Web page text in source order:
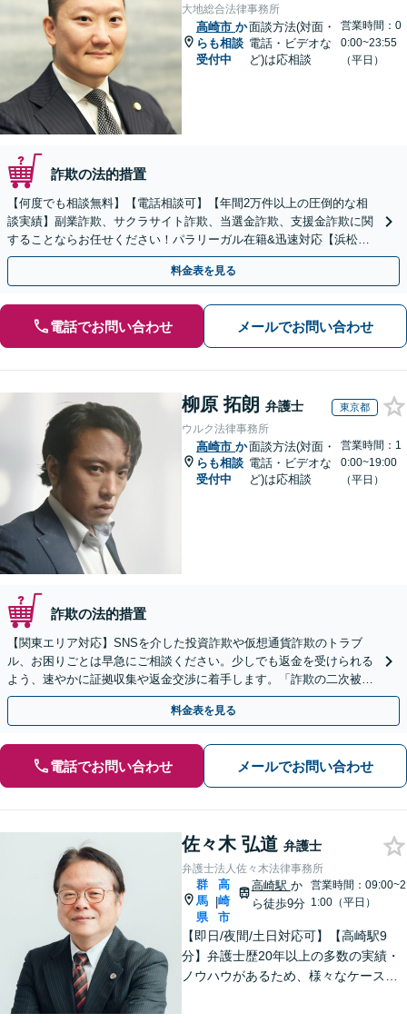
大地総合法律事務所
高崎市 か
らも相談
受付中
面談方法(対面・
電話・ビデオな
ど)は応相談
営業時間：0
0:00~23:55
（平日）
詐欺の法的措置
【何度でも相談無料】【電話相談可】【年間2万件以上の圧倒的な相
談実績】副業詐欺、サクラサイト詐欺、当選金詐欺、支援金詐欺に関
することならお任せください！パラリーガル在籍&迅速対応【浜松町
駅1分】※結婚詐欺・ロマンス詐欺に関するご相談はお断り
料金表を見る
電話でお問い合わせ メールでお問い合わせ
柳原 拓朗 弁護士 東京都
ウルク法律事務所
高崎市 か
らも相談
受付中
面談方法(対面・
電話・ビデオな
ど)は応相談
営業時間：1
0:00~19:00
（平日）
詐欺の法的措置
【関東エリア対応】SNSを介した投資詐欺や仮想通貨詐欺のトラブ
ル、お困りごとは早急にご相談ください。少しでも返金を受けられる
よう、速やかに証拠収集や返金交渉に着手します。「詐欺の二次被
害」のご相談も対応します【初回相談無料】【Web相談可】
料金表を見る
電話でお問い合わせ メールでお問い合わせ
佐々木 弘道 弁護士
弁護士法人佐々木法律事務所
群
馬
県
|
高
崎
市
高崎駅 か
ら徒歩9分
営業時間：09:00~2
1:00（平日）
【即日/夜間/土日対応可】【高崎駅9
分】弁護士歴20年以上の多数の実績・
ノウハウがあるため、様々なケースで